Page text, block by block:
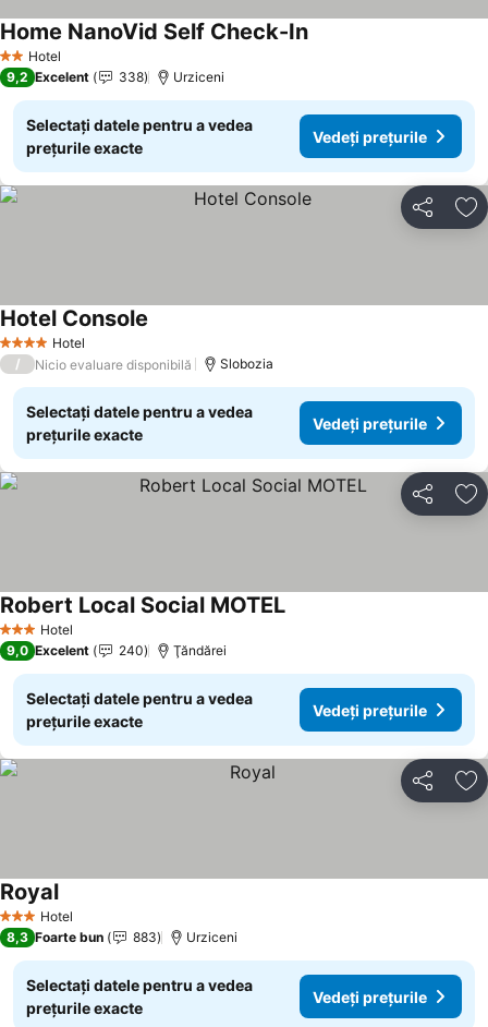
2 SteleHotel
Home NanoVid Self Check-In
9,2 Excelent 338 Urziceni
Selectați datele pentru a vedea
prețurile exacte
Vedeți prețurile
Distribuiți
4 Stele Hotel
Hotel Console
/ Nicio evaluare disponibilă Slobozia
Selectați datele pentru a vedea
prețurile exacte
Vedeți prețurile
Distribuiți
3 SteleHotel
Robert Local Social MOTEL
9,0 Excelent 240 Ţăndărei
Selectați datele pentru a vedea
prețurile exacte
Vedeți prețurile
Distribuiți
3 SteleHotel
Royal
8,3 Foarte bun 883 Urziceni
Selectați datele pentru a vedea
prețurile exacte
Vedeți prețurile